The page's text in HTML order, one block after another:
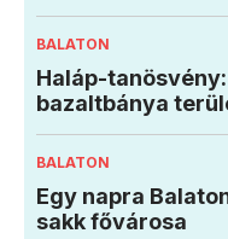
BALATON
Haláp-
bazaltbánya
BALATON
Egy napra
sakk fővárosa